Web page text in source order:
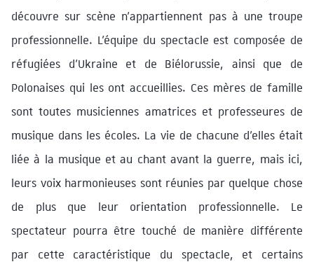
découvre sur scène n’appartiennent pas à une troupe
professionnelle. L’équipe du spectacle est composée de
réfugiées d’Ukraine et de Biélorussie, ainsi que de
Polonaises qui les ont accueillies. Ces mères de famille
sont toutes musiciennes amatrices et professeures de
musique dans les écoles. La vie de chacune d’elles était
liée à la musique et au chant avant la guerre, mais ici,
leurs voix harmonieuses sont réunies par quelque chose
de plus que leur orientation professionnelle. Le
spectateur pourra être touché de manière différente
par cette caractéristique du spectacle, et certains